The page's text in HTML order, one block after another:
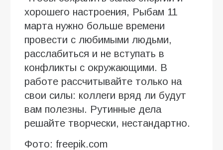
хорошего настроения, Рыбам 11
марта нужно больше времени
провести с любимыми людьми,
расслабиться и не вступать в
конфликты с окружающими. В
работе рассчитывайте только на
свои силы: коллеги вряд ли будут
вам полезны. Рутинные дела
решайте творчески, нестандартно.
Фото: freepik.com